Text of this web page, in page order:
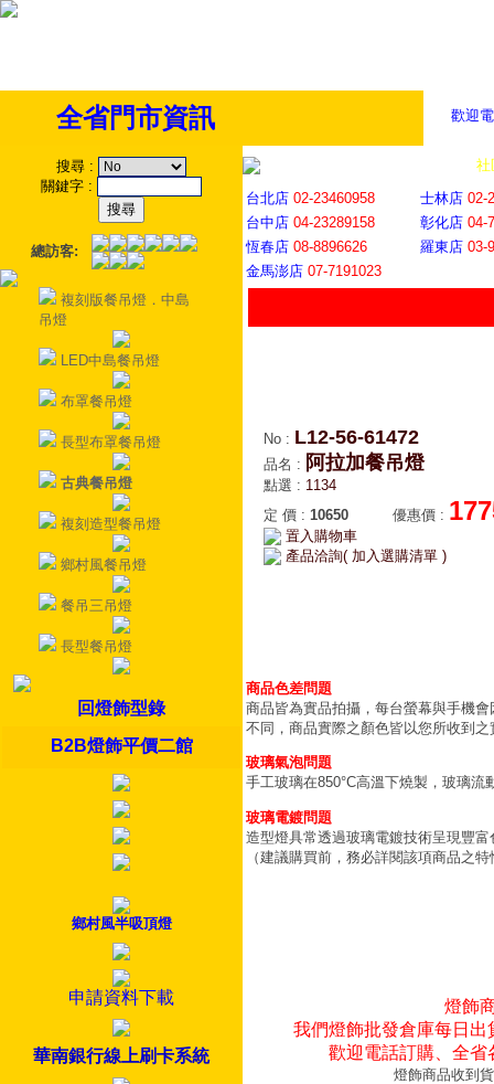
歡迎
全省門市資訊
搜尋 :
關鍵字 :
總訪客:
複刻版餐吊燈．中島
吊燈
LED中島餐吊燈
布罩餐吊燈
長型布罩餐吊燈
古典餐吊燈
複刻造型餐吊燈
鄉村風餐吊燈
餐吊三吊燈
長型餐吊燈
回燈飾型錄
B2B燈飾平價二館
鄉村風半吸頂燈
申請資料下載
華南銀行線上刷卡系統
社
台北店 02-23460958 士林店 02-
台中店 04-23289158 彰化店 04-
恆春店 08-8896626 羅東店 03-
金馬澎店 07-7191023
No : L12-56-61472
品名 : 阿拉加餐吊燈
點選 : 1134
定 價 : 10650 優惠價 :
置入購物車
產品洽詢( 加入選購清單 )
商品色差問題
商品皆為實品拍攝，每台螢幕與手機
不同，商品實際之顏色皆以您所收到之
玻璃氣泡問題
手工玻璃在850°C高溫下燒製，玻璃
玻璃電鍍問題
造型燈具常透過玻璃電鍍技術呈現豐
（建議購買前，務必詳閱該項商品之
燈飾
我們燈飾批發倉庫每日
歡迎電話訂購、全
燈飾商品收到